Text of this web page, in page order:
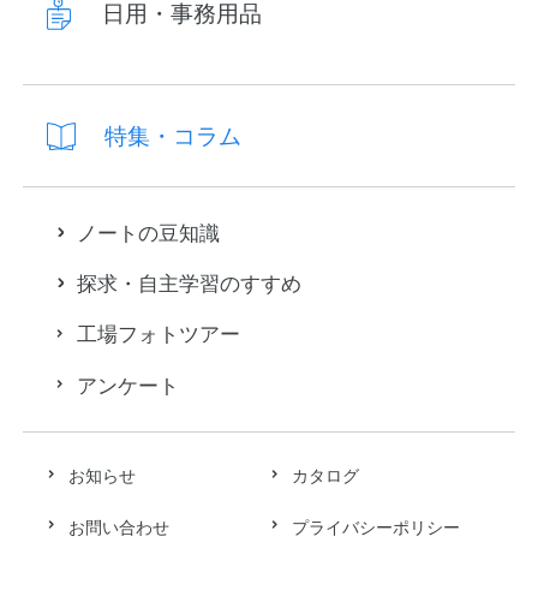
お知らせ カタログ
お問い合わせ プライバシーポリシー
日用・事務用品
特集・コラム
ノートの豆知識
探求・自主学習のすすめ
工場フォトツアー
アンケート